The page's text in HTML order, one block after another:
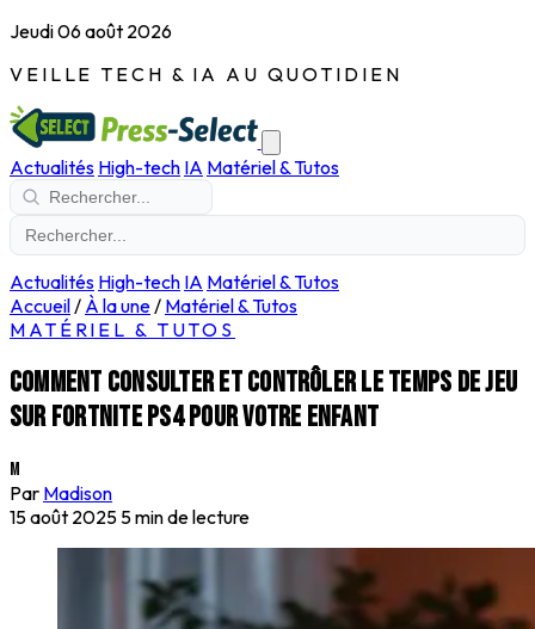
Jeudi 06 août 2026
VEILLE TECH & IA AU QUOTIDIEN
Actualités High-tech IA Matériel & Tutos
Actualités High-tech IA Matériel & Tutos
Accueil/ À la une/ Matériel & Tutos
MATÉRIEL & TUTOS
Comment consulter et contrôler le temps de jeu
sur Fortnite PS4 pour votre enfant
M
Par Madison
15 août 2025 5 min de lecture